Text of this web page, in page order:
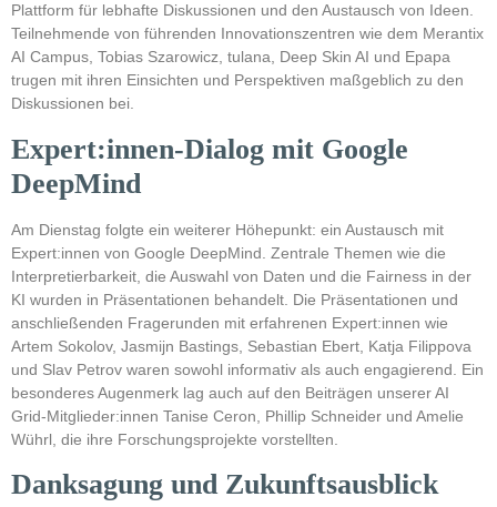
Plattform für lebhafte Diskussionen und den Austausch von Ideen.
Teilnehmende von führenden Innovationszentren wie dem Merantix
AI Campus, Tobias Szarowicz, tulana, Deep Skin AI und Epapa
trugen mit ihren Einsichten und Perspektiven maßgeblich zu den
Diskussionen bei.
Expert:innen-Dialog mit Google
DeepMind
Am Dienstag folgte ein weiterer Höhepunkt: ein Austausch mit
Expert:innen von Google DeepMind. Zentrale Themen wie die
Interpretierbarkeit, die Auswahl von Daten und die Fairness in der
KI wurden in Präsentationen behandelt. Die Präsentationen und
anschließenden Fragerunden mit erfahrenen Expert:innen wie
Artem Sokolov, Jasmijn Bastings, Sebastian Ebert, Katja Filippova
und Slav Petrov waren sowohl informativ als auch engagierend. Ein
besonderes Augenmerk lag auch auf den Beiträgen unserer AI
Grid-Mitglieder:innen Tanise Ceron, Phillip Schneider und Amelie
Wührl, die ihre Forschungsprojekte vorstellten.
Danksagung und Zukunftsausblick